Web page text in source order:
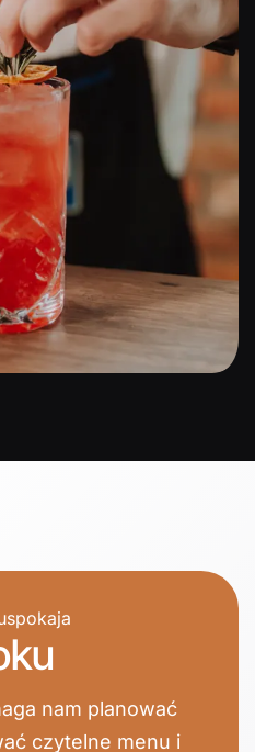
nam planować
czytelne menu i